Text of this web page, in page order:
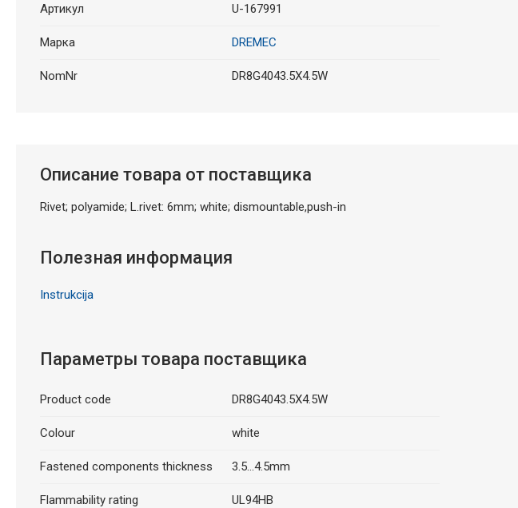
Артикул U-167991
Марка DREMEC
NomNr DR8G4043.5X4.5W
Описание товара от поставщика
Rivet; polyamide; L.rivet: 6mm; white; dismountable,push-in
Полезная информация
Instrukcija
Параметры товара поставщика
Product code DR8G4043.5X4.5W
Colour white
Fastened components thickness 3.5...4.5mm
Flammability rating UL94HB